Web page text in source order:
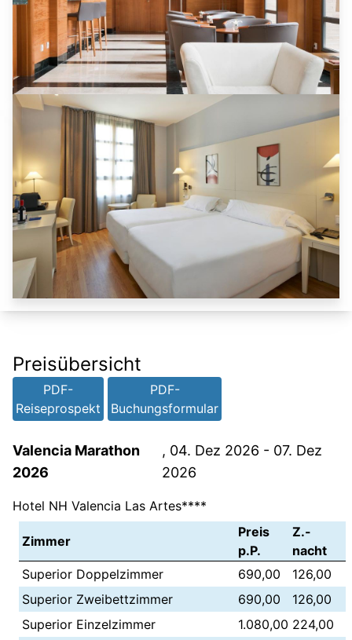
Preisübersicht
PDF-
Reiseprospekt
PDF-
Buchungsformular
Valencia Marathon
2026
, 04. Dez 2026 - 07. Dez
2026
Hotel NH Valencia Las Artes****
Zimmer
Preis
p.P.
Z.-
nacht
Superior Doppelzimmer
690,00
126,00
Superior Zweibettzimmer
690,00
126,00
Superior Einzelzimmer
1.080,00 224,00